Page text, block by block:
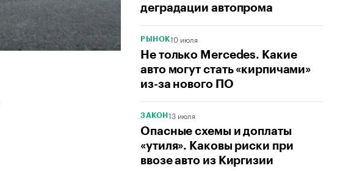
деградации автопрома
РЫНОК10 июля
Не только Mercedes. Какие
авто могут стать «кирпичами»
из-за нового ПО
ЗАКОН 13 июля
Опасные схемы и доплаты
«утиля». Каковы риски при
ввозе авто из Киргизии